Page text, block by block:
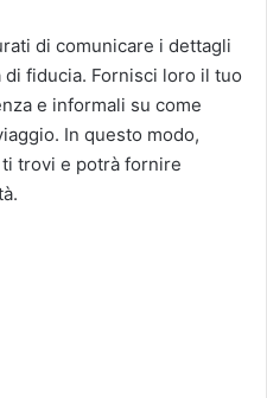
di comunicare i dettagli
fiducia. Fornisci loro il tuo
e informali su come
In questo modo,
trovi e potrà fornire